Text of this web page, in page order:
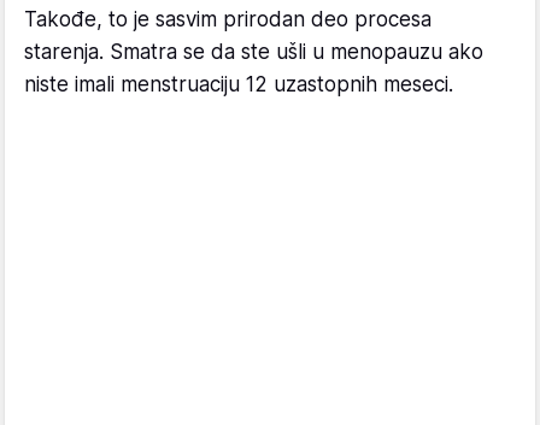
Takođe, to je sasvim prirodan deo procesa
starenja. Smatra se da ste ušli u menopauzu ako
niste imali menstruaciju 12 uzastopnih meseci.